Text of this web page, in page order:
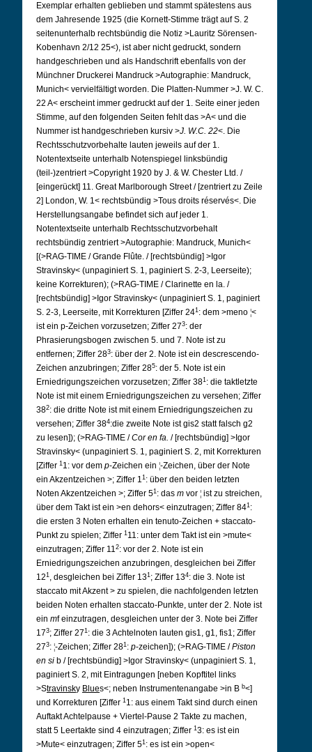
Exemplar erhalten geblieben und stammt spätestens aus
dem Jahresende 1925 (die Kornett-Stimme trägt auf S. 2
seitenunterhalb rechtsbündig die Notiz >Lauritz Sörensen-
Kobenhavn 2/12 25<), ist aber nicht gedruckt, sondern
handgeschrieben und als Handschrift ebenfalls von der
Münchner Druckerei Mandruck >Autographie: Mandruck,
Munich< vervielfältigt worden. Die Platten-Nummer >J. W. C.
22 A< erscheint immer gedruckt auf der 1. Seite einer jeden
Stimme, auf den folgenden Seiten fehlt das >A< und die
Nummer ist handgeschrieben kursiv >J. W.C. 22<. Die
Rechtsschutzvorbehalte lauten jeweils auf der 1.
Notentextseite unterhalb Notenspiegel linksbündig
(teil-)zentriert >Copyright 1920 by J. & W. Chester Ltd. /
[eingerückt] 11. Great Marlborough Street / [zentriert zu Zeile
2] London, W. 1< rechtsbündig >Tous droits réservés<. Die
Herstellungsangabe befindet sich auf jeder 1.
Notentextseite unterhalb Rechtsschutzvorbehalt
rechtsbündig zentriert >Autographie: Mandruck, Munich<
[(>RAG-TIME / Grande Flûte. / [rechtsbündig] >Igor
Stravinsky< (unpaginiert S. 1, paginiert S. 2-3, Leerseite);
keine Korrekturen); (>RAG-TIME / Clarinette en la. /
[rechtsbündig] >Igor Stravinsky< (unpaginiert S. 1, paginiert
S. 2-3, Leerseite, mit Korrekturen [Ziffer 241 : dem >meno ¦<
ist ein p-Zeichen vorzusetzen; Ziffer 273: der
Phrasierungsbogen zwischen 5. und 7. Note ist zu
entfernen; Ziffer 283: über der 2. Note ist ein descrescendo-
Zeichen anzubringen; Ziffer 285: der 5. Note ist ein
Erniedrigungszeichen vorzusetzen; Ziffer 381 : die taktletzte
Note ist mit einem Erniedrigungszeichen zu versehen; Ziffer
382: die dritte Note ist mit einem Erniedrigungszeichen zu
versehen; Ziffer 384:die zweite Note ist gis2 statt falsch g2
zu lesen]); (>RAG-TIME /Cor en fa. / [rechtsbündig] >Igor
Stravinsky< (unpaginiert S. 1, paginiert S. 2, mit Korrekturen
[Ziffer 1 1: vor dem p-Zeichen ein ¦-Zeichen, über der Note
ein Akzentzeichen >; Ziffer 11 : über den beiden letzten
Noten Akzentzeichen >; Ziffer 51 : das m vor ¦ ist zu streichen,
über dem Takt ist ein >en dehors< einzutragen; Ziffer 841 :
die ersten 3 Noten erhalten ein tenuto-Zeichen + staccato-
Punkt zu spielen; Ziffer 1 11: unter dem Takt ist ein >mute<
einzutragen; Ziffer 112: vor der 2. Note ist ein
Erniedrigungszeichen anzubringen, desgleichen bei Ziffer
121 , desgleichen bei Ziffer 131 ; Ziffer 134: die 3. Note ist
staccato mit Akzent > zu spielen, die nachfolgenden letzten
beiden Noten erhalten staccato-Punkte, unter der 2. Note ist
ein mf einzutragen, desgleichen unter der 3. Note bei Ziffer
173; Ziffer 271 : die 3 Achtelnoten lauten gis1, g1, fis1; Ziffer
273: ¦-Zeichen; Ziffer 281 : p-zeichen]); (>RAG-TIME /Piston
en si b / [rechtsbündig] >Igor Stravinsky< (unpaginiert S. 1,
paginiert S. 2, mit Eintragungen [neben Kopftitel links
>Stravinsky Blues<; neben Instrumentenangabe >in B b<]
und Korrekturen [Ziffer 1 1: aus einem Takt sind durch einen
Auftakt Achtelpause + Viertel-Pause 2 Takte zu machen,
statt 5 Leertakte sind 4 einzutragen; Ziffer 1 3: es ist ein
>Mute< einzutragen; Ziffer 51 : es ist ein >open<